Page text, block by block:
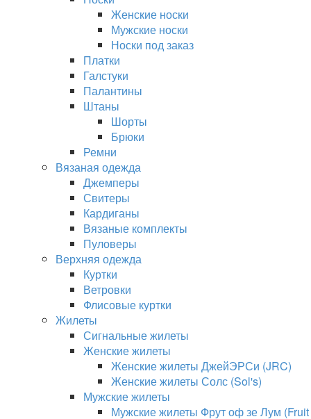
Женские носки
Мужские носки
Носки под заказ
Платки
Галстуки
Палантины
Штаны
Шорты
Брюки
Ремни
Вязаная одежда
Джемперы
Свитеры
Кардиганы
Вязаные комплекты
Пуловеры
Верхняя одежда
Куртки
Ветровки
Флисовые куртки
Жилеты
Сигнальные жилеты
Женские жилеты
Женские жилеты ДжейЭРСи (JRC)
Женские жилеты Солс (Sol's)
Мужские жилеты
Мужские жилеты Фрут оф зе Лум (Fruit